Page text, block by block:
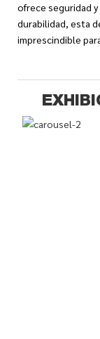
ofrece seguridad
durabilidad, esta
imprescindible